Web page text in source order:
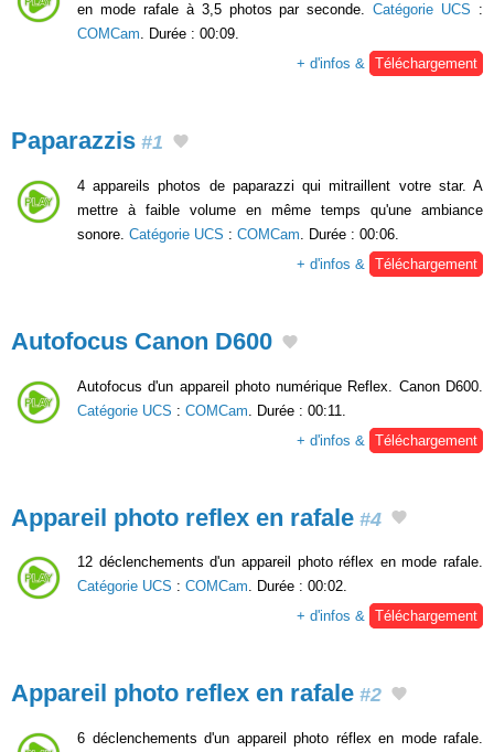
en mode rafale à 3,5 photos par seconde.Catégorie UCS :
COMCam. Durée : 00:09.
+ d'infos & Téléchargement
Paparazzis #1
4 appareils photos de paparazzi qui mitraillent votre star. A
mettre à faible volume en même temps qu'une ambiance
sonore. Catégorie UCS : COMCam . Durée : 00:06.
+ d'infos &
Téléchargement
Autofocus Canon D600
Autofocus d'un appareil photo numérique Reflex. Canon D600.
Catégorie UCS : COMCam . Durée : 00:11.
+ d'infos &
Téléchargement
Appareil photo reflex en rafale #4
12 déclenchements d'un appareil photo réflex en mode rafale.
Catégorie UCS : COMCam. Durée : 00:02.
+ d'infos & Téléchargement
Appareil photo reflex en rafale #2
6 déclenchements d'un appareil photo réflex en mode rafale.